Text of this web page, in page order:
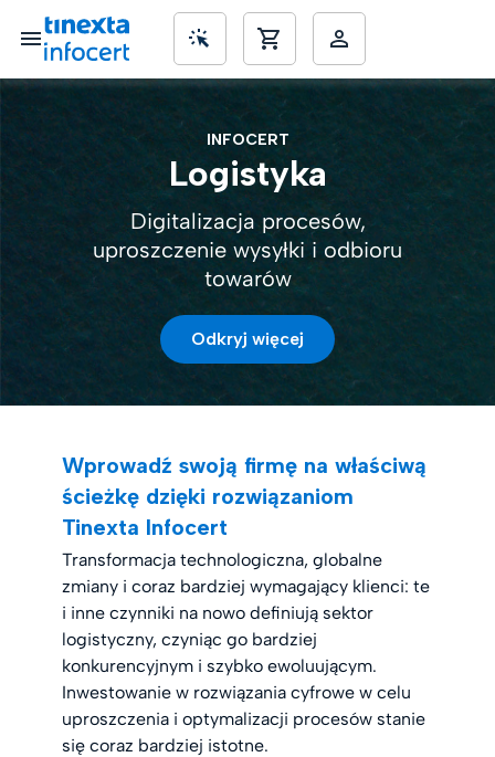
INFOCERT
Logistyka
Digitalizacja procesów,
uproszczenie wysyłki i odbioru
towarów
Odkryj więcej
Wprowadź swoją firmę na właściwą
ścieżkę dzięki rozwiązaniom
Tinexta Infocert
Transformacja technologiczna, globalne
zmiany i coraz bardziej wymagający klienci: te
i inne czynniki na nowo definiują sektor
logistyczny, czyniąc go bardziej
konkurencyjnym i szybko ewoluującym.
Inwestowanie w rozwiązania cyfrowe w celu
uproszczenia i optymalizacji procesów stanie
się coraz bardziej istotne.